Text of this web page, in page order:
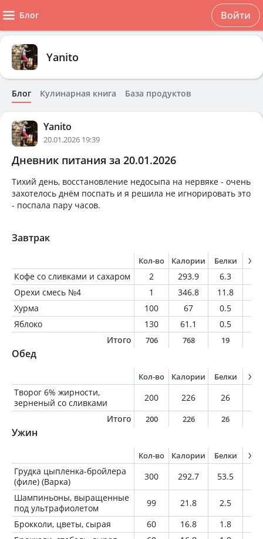
Блог Войти
Yanito
Блог Кулинарная книга База продуктов
Yanito
20.01.2026 19:39
Дневник питания за 20.01.2026
Тихий день, восстановление недосыпа на нервяке - очень
захотелось днём поспать и я решила не игнорировать это
- поспала пару часов.
Завтрак
Кол-во Калории Белки
Кофе со сливками и сахаром 2 293.9 6.3
Орехи смесь №4
1 346.8 11.8
Хурма
100 67 0.5
Яблоко
130 61.1 0.5
Итого
706 768 19
Обед
Кол-во Калории Белки
Творог 6% жирности,
зерненый со сливками
200 226 26
Итого
200 226 26
Ужин
Кол-во Калории Белки
Грудка цыпленка-бройлера
(филе) (Варка)
300 292.7 53.5
Шампиньоны, выращенные
под ультрафиолетом
99 21.8 2.5
Брокколи, цветы, сырая
60 16.8 1.8